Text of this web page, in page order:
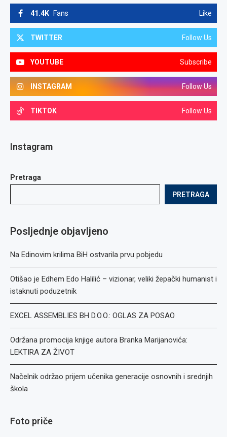
41.4K Fans Like
TWITTER Follow Us
YOUTUBE Subscribe
INSTAGRAM Follow Us
TIKTOK Follow Us
Instagram
Pretraga
PRETRAGA
Posljednje objavljeno
Na Edinovim krilima BiH ostvarila prvu pobjedu
Otišao je Edhem Edo Halilić – vizionar, veliki žepački humanist i
istaknuti poduzetnik
EXCEL ASSEMBLIES BH D.O.O.: OGLAS ZA POSAO
Održana promocija knjige autora Branka Marijanovića:
LEKTIRA ZA ŽIVOT
Načelnik održao prijem učenika generacije osnovnih i srednjih
škola
Foto priče